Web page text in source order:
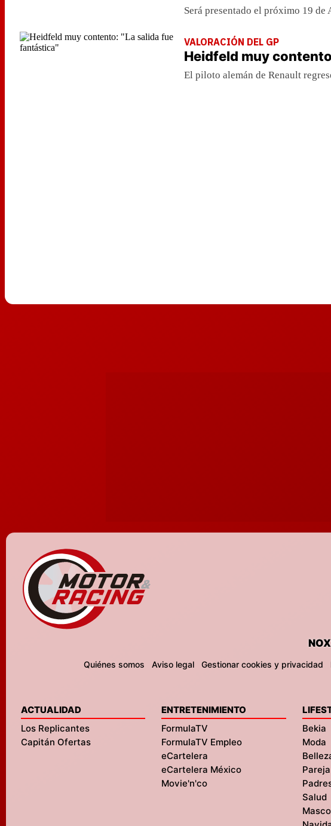
Será presentado el próximo 19 de
VALORACIÓN DEL GP
Heidfeld muy
El piloto alemán de Renault
Quiénes somos Aviso legal Gestionar cookies y privacidad
ACTUALIDAD
Los Replicantes
Capitán Ofertas
ENTRETENIMIENTO
FormulaTV
FormulaTV Empleo
eCartelera
eCartelera México
Movie'n'co
Bekia
Moda
Pareja
Salud